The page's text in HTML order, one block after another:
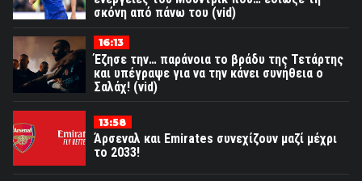
σκόνη από πάνω του (vid)
16:13
Έζησε την… παράνοια το βράδυ της Τετάρτης
και υπέγραψε για να την κάνει συνήθεια ο
Σαλάχ! (vid)
13:58
Άρσεναλ και Emirates συνεχίζουν μαζί μέχρι
το 2033!